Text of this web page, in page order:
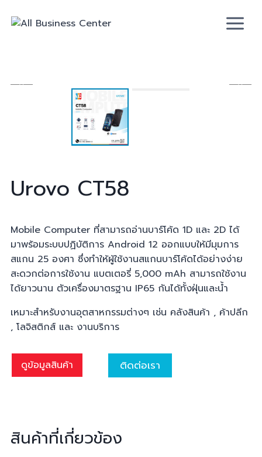
Urovo CT58
Mobile Computer ที่สามารถอ่านบาร์โค้ด 1D และ 2D ได้
มาพร้อมระบบปฏิบัติการ Android 12 ออกแบบให้มีมุมการ
สแกน 25 องศา ซึ่งทำให้ผู้ใช้งานสแกนบาร์โค้ดได้อย่างง่าย
สะดวกต่อการใช้งาน แบตเตอรี่ 5,000 mAh สามารถใช้งาน
ได้ยาวนาน ตัวเครื่องมาตรฐาน IP65 กันได้ทั้งฝุ่นและน้ำ
เหมาะสำหรับงานอุตสาหกรรมต่างๆ เช่น คลังสินค้า , ค้าปลีก
, โลจิสติกส์ และ งานบริการ
ดูข้อมูลสินค้า ติดต่อเรา
สินค้าที่เกี่ยวข้อง